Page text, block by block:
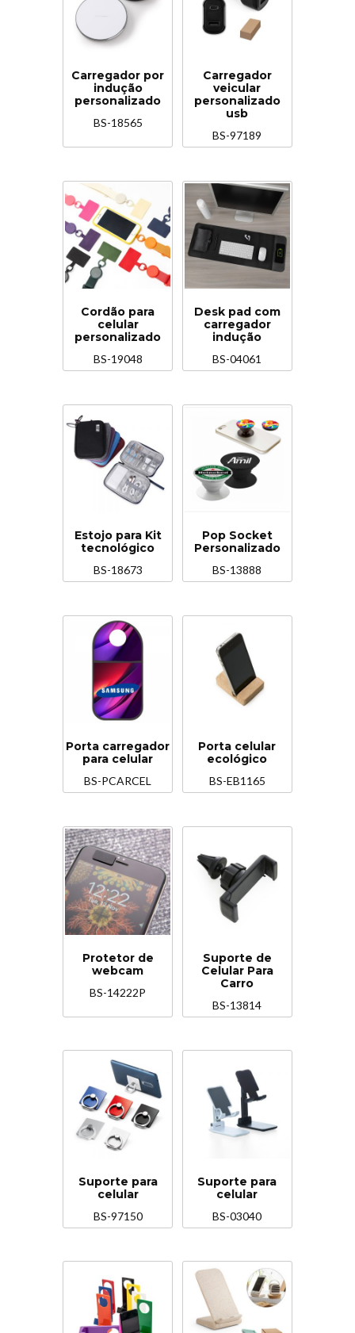
Carregador por
indução
personalizado
BS-18565
Carregador
veicular
personalizado
usb
BS-97189
Cordão para
celular
personalizado
BS-19048
Desk pad com
carregador
indução
BS-04061
Estojo para Kit
tecnológico
BS-18673
Pop Socket
Personalizado
BS-13888
Porta carregador
para celular
BS-PCARCEL
Porta celular
ecológico
BS-EB1165
Protetor de
webcam
BS-14222P
Suporte de
Celular Para
Carro
BS-13814
Suporte para
celular
BS-97150
Suporte para
celular
BS-03040